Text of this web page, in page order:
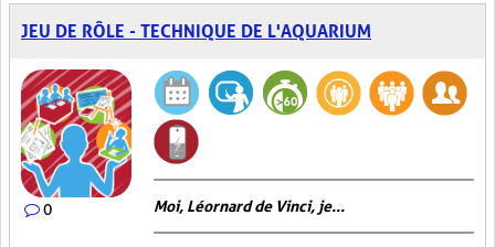
JEU DE RÔLE - TECHNIQUE DE L'AQUARIUM
0 Moi, Léornard de Vinci, je...